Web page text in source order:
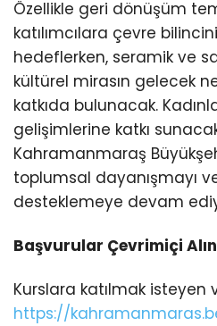
Özellikle geri dönüşüm
katılımcılara çevre
hedeflerken, seramik ve
kültürel mirasın gelecek
katkıda bulunacak.
gelişimlerine katkı
Kahramanmaraş
toplumsal dayanışmayı
desteklemeye devam
Başvurular Çevrimiçi
Kurslara katılmak isteyen
https://